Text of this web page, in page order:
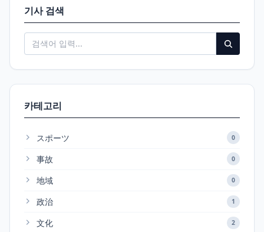
기사 검색
카테고리
スポーツ 0
事故 0
地域 0
政治 1
文化 2